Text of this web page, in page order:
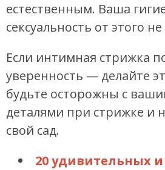
естественным. Ваша
сексуальность от этого
Если интимная стрижка
уверенность — делайте
будьте осторожны с
деталями при стрижке и
свой сад.
20 удивительных и